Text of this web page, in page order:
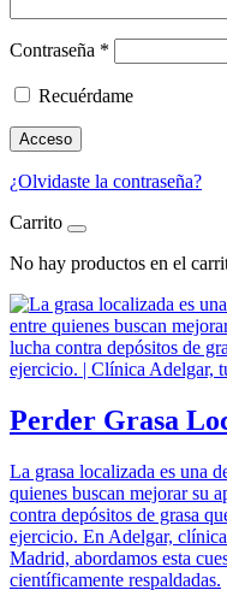
Contraseña *
Recuérdame
Acceso
¿Olvidaste la contraseña?
Carrito
No hay productos en el
Perder Grasa
La grasa localizada es una
quienes buscan mejorar su
contra depósitos de grasa
ejercicio. En Adelgar,
Madrid, abordamos esta
científicamente respaldadas.